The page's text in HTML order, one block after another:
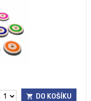
DO KOŠÍKU